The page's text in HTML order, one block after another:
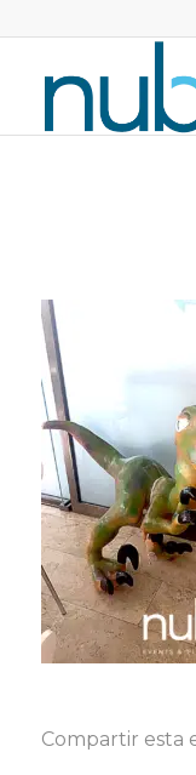
Compartir esta